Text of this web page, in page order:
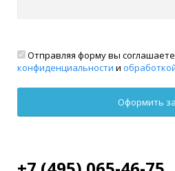
Отправляя форму вы
конфиденциальности и